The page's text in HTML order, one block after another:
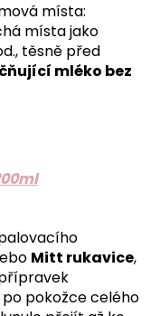
místa:
místa jako
těsně před
mléko bez
Mitt rukavice,
pokožce celého